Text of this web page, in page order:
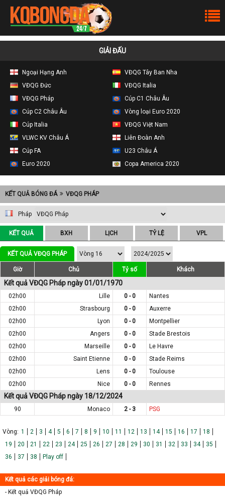
GIẢI ĐẤU
Ngoại Hạng Anh
VĐQG Tây Ban Nha
VĐQG Đức
VĐQG Italia
VĐQG Pháp
Cúp C1 Châu Âu
Cúp C2 Châu Âu
Vòng loại Euro 2020
Cúp Italia
VĐQG Việt Nam
VLWC KV Châu Á
Liên Đoàn Anh
Cúp FA
U23 Châu Á
Euro 2020
Copa America 2020
KẾT QUẢ BÓNG ĐÁ VĐQG PHÁP
Pháp
KẾT QUẢ BXH LỊCH TỶ LỆ VPL
KẾT QUẢ VĐQG PHÁP
Giờ Chủ Tỷ số Khách
Kết quả VĐQG Pháp ngày 01/01/1970
02h00 Lille 0 - 0
Nantes
02h00
Strasbourg 0 - 0
Auxerre
02h00
Lyon 0 - 0
Montpellier
02h00
Angers 0 - 0
Stade Brestois
02h00
Marseille 0 - 0
Le Havre
02h00
Saint Etienne 0 - 0
Stade Reims
02h00
Lens 0 - 0
Toulouse
02h00
Nice 0 - 0 Rennes
Kết quả VĐQG Pháp ngày 18/12/2024
90 Monaco 2 - 3 PSG
Vòng: 1 2 3 4 5 6 7 8 9 10 11 12 13 14 15 16 17
18
19
20 21 22 23 24 25 26 27 28 29 30 31 32 33 34
35
36
37 38 Play off
Kết quả các giải bóng đá:
- Kết quả VĐQG Pháp